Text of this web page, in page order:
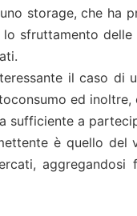
storage, che ha
sfruttamento
il caso di
ed
a
è quello